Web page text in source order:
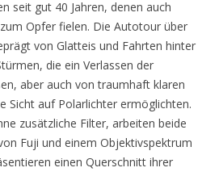
seit gut 40 Jahren, denen auch
Opfer fielen. Die Autotour über
von Glatteis und Fahrten hinter
die ein Verlassen der
aber auch von traumhaft klaren
Sicht auf Polarlichter ermöglichten.
zusätzliche Filter, arbeiten beide
Fuji und einem Objektivspektrum
einen Querschnitt ihrer